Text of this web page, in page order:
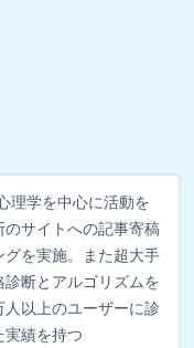
理学を中心に活動を
サイトへの記事寄稿
を実施。また超大手
断とアルゴリズムを
以上のユーザーに診
実績を持つ